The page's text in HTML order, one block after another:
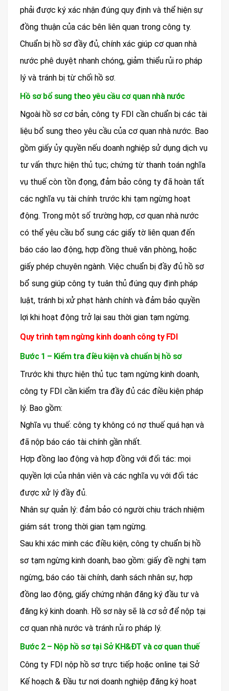
phải được ký xác nhận đúng quy định và thể hiện sự
đồng thuận của các bên liên quan trong công ty.
Chuẩn bị hồ sơ đầy đủ, chính xác giúp cơ quan nhà
nước phê duyệt nhanh chóng, giảm thiểu rủi ro pháp
lý và tránh bị từ chối hồ sơ.
Hồ sơ bổ sung theo yêu cầu cơ quan nhà nước
Ngoài hồ sơ cơ bản, công ty FDI cần chuẩn bị các tài
liệu bổ sung theo yêu cầu của cơ quan nhà nước. Bao
gồm giấy ủy quyền nếu doanh nghiệp sử dụng dịch vụ
tư vấn thực hiện thủ tục; chứng từ thanh toán nghĩa
vụ thuế còn tồn đọng, đảm bảo công ty đã hoàn tất
các nghĩa vụ tài chính trước khi tạm ngừng hoạt
động. Trong một số trường hợp, cơ quan nhà nước
có thể yêu cầu bổ sung các giấy tờ liên quan đến
báo cáo lao động, hợp đồng thuê văn phòng, hoặc
giấy phép chuyên ngành. Việc chuẩn bị đầy đủ hồ sơ
bổ sung giúp công ty tuân thủ đúng quy định pháp
luật, tránh bị xử phạt hành chính và đảm bảo quyền
lợi khi hoạt động trở lại sau thời gian tạm ngừng.
Quy trình tạm ngừng kinh doanh công ty FDI
Bước 1 – Kiểm tra điều kiện và chuẩn bị hồ sơ
Trước khi thực hiện thủ tục tạm ngừng kinh doanh,
công ty FDI cần kiểm tra đầy đủ các điều kiện pháp
lý. Bao gồm:
Nghĩa vụ thuế: công ty không có nợ thuế quá hạn và
đã nộp báo cáo tài chính gần nhất.
Hợp đồng lao động và hợp đồng với đối tác: mọi
quyền lợi của nhân viên và các nghĩa vụ với đối tác
được xử lý đầy đủ.
Nhân sự quản lý: đảm bảo có người chịu trách nhiệm
giám sát trong thời gian tạm ngừng.
Sau khi xác minh các điều kiện, công ty chuẩn bị hồ
sơ tạm ngừng kinh doanh, bao gồm: giấy đề nghị tạm
ngừng, báo cáo tài chính, danh sách nhân sự, hợp
đồng lao động, giấy chứng nhận đăng ký đầu tư và
đăng ký kinh doanh. Hồ sơ này sẽ là cơ sở để nộp tại
cơ quan nhà nước và tránh rủi ro pháp lý.
Bước 2 – Nộp hồ sơ tại Sở KH&ĐT và cơ quan thuế
Công ty FDI nộp hồ sơ trực tiếp hoặc online tại Sở
Kế hoạch & Đầu tư nơi doanh nghiệp đăng ký hoạt